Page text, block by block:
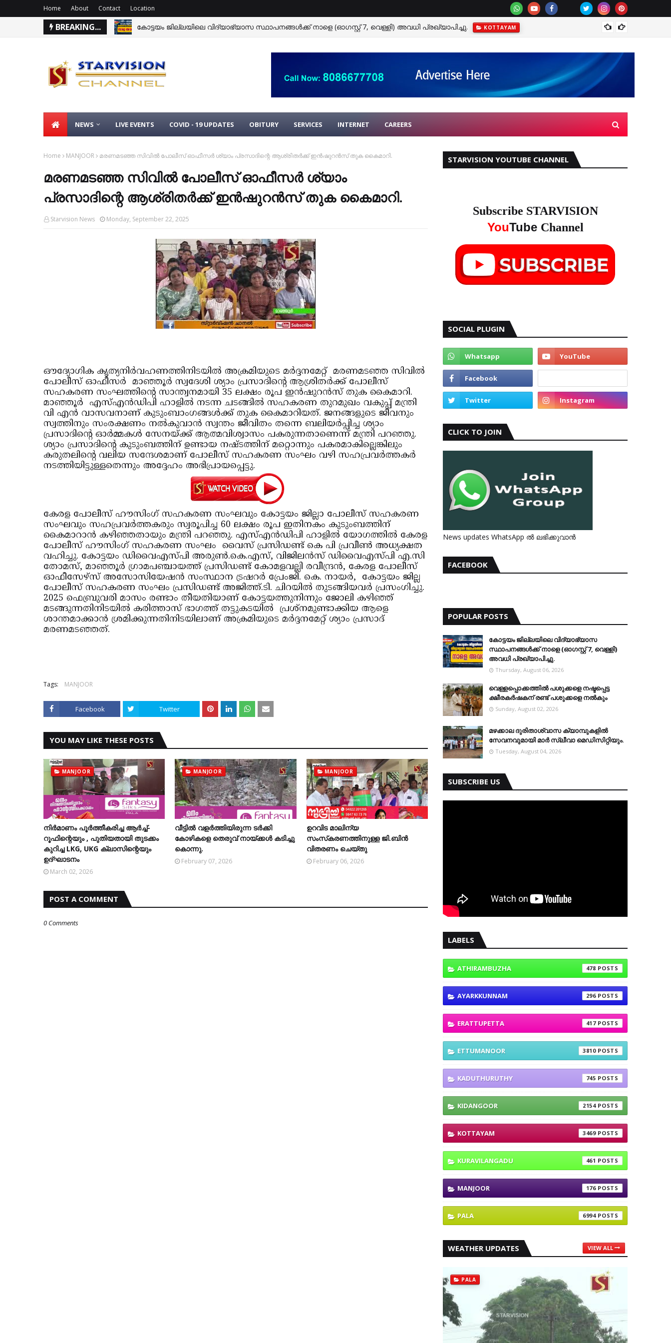
Home About Contact Location
BREAKING... കോട്ടയം ജില്ലയിലെ വിദ്യാഭ്യാസ സ്ഥാപനങ്ങള്‍ക്ക് നാളെ (ഓഗസ്റ്റ് 7, വെള്ളി) അവധി പ്രഖ്യാപിച്ചു. KOTTAYAM
NEWS LIVE EVENTS COVID - 19 UPDATES OBITURY SERVICES INTERNET CAREERS
Home MANJOOR മരണമടഞ്ഞ സിവില്‍ പോലീസ് ഓഫീസര്‍ ശ്യാം പ്രസാദിന്റെ ആശ്രിതര്‍ക്ക് ഇന്‍ഷുറന്‍സ് തുക കൈമാറി.
മരണമടഞ്ഞ സിവില്‍ പോലീസ് ഓഫീസര്‍ ശ്യാം
പ്രസാദിന്റെ ആശ്രിതര്‍ക്ക് ഇന്‍ഷുറന്‍സ് തുക കൈമാറി.
Starvision News Monday, September 22, 2025
ഔദ്യോഗിക കൃത്യനിര്‍വഹണത്തിനിടയില്‍ അക്രമിയുടെ മര്‍ദ്ദനമേറ്റ് മരണമടഞ്ഞ സിവില്‍
പോലീസ് ഓഫീസര്‍ മാഞ്ഞൂര്‍ സ്വദേശി ശ്യാം പ്രസാദിന്റെ ആശ്രിതര്‍ക്ക് പോലീസ്
സഹകരണ സംഘത്തിന്റെ സാന്ത്വനമായി 35 ലക്ഷം രൂപ ഇന്‍ഷുറന്‍സ് തുക കൈമാറി.
മാഞ്ഞൂര്‍ എസ്എന്‍ഡിപി ഹാളില്‍ നടന്ന ചടങ്ങില്‍ സഹകരണ തുറമുഖം വകുപ്പ് മന്ത്രി
വി എന്‍ വാസവനാണ് കുടുംബാംഗങ്ങള്‍ക്ക് തുക കൈമാറിയത്. ജനങ്ങളുടെ ജീവനും
സ്വത്തിനും സംരക്ഷണം നല്‍കുവാന്‍ സ്വന്തം ജീവിതം തന്നെ ബലിയര്‍പ്പിച്ച ശ്യാം
പ്രസാദിന്റെ ഓര്‍മ്മകള്‍ സേനയ്ക്ക് ആത്മവിശ്വാസം പകരുന്നതാണെന്ന് മന്ത്രി പറഞ്ഞു.
ശ്യാം പ്രസാദിന്റെ കുടുംബത്തിന് ഉണ്ടായ നഷ്ടത്തിന് മറ്റൊന്നും പകരമാകില്ലെങ്കിലും
കരുതലിന്റെ വലിയ സന്ദേശമാണ് പോലീസ് സഹകരണ സംഘം വഴി സഹപ്രവര്‍ത്തകര്‍
നടത്തിയിട്ടുള്ളതെന്നും അദ്ദേഹം അഭിപ്രായപ്പെട്ടു.
കേരള പോലീസ് ഹൗസിംഗ് സഹകരണ സംഘവും കോട്ടയം ജില്ലാ പോലീസ് സഹകരണ
സംഘവും സഹപ്രവര്‍ത്തകരും സ്വരൂപിച്ച 60 ലക്ഷം രൂപ ഇതിനകം കുടുംബത്തിന്
കൈമാറാന്‍ കഴിഞ്ഞതായും മന്ത്രി പറഞ്ഞു. എസ്എന്‍ഡിപി ഹാളില്‍ യോഗത്തില്‍ കേരള
പോലീസ് ഹൗസിംഗ് സഹകരണ സംഘം വൈസ് പ്രസിഡണ്ട് കെ പി പ്രവീണ്‍ അധ്യക്ഷത
വഹിച്ചു. കോട്ടയം ഡിവൈഎസ്പി അരുണ്‍.കെ.എസ്, വിജിലന്‍സ് ഡിവൈഎസ്പി എ.സി
തോമസ്, മാഞ്ഞൂര്‍ ഗ്രാമപഞ്ചായത്ത് പ്രസിഡണ്ട് കോമളവല്ലി രവീന്ദ്രന്‍, കേരള പോലീസ്
ഓഫീസേഴ്‌സ് അസോസിയേഷന്‍ സംസ്ഥാന ട്രഷറര്‍ പ്രേംജി. കെ. നായര്‍, കോട്ടയം ജില്ല
പോലീസ് സഹകരണ സംഘം പ്രസിഡണ്ട് അജിത്ത്.ടി. ചിറയില്‍ തുടങ്ങിയവര്‍ പ്രസംഗിച്ചു.
2025 ഫെബ്രുവരി മാസം രണ്ടാം തീയതിയാണ് കോട്ടയത്തുനിന്നും ജോലി കഴിഞ്ഞ്
മടങ്ങുന്നതിനിടയില്‍ കരിത്താസ് ഭാഗത്ത് തട്ടുകടയില്‍ പ്രശ്‌നമുണ്ടാക്കിയ ആളെ
ശാന്തമാക്കാന്‍ ശ്രമിക്കുന്നതിനിടയിലാണ് അക്രമിയുടെ മര്‍ദ്ദനമേറ്റ് ശ്യാം പ്രസാദ്
മരണമടഞ്ഞത്.
Tags: MANJOOR
Facebook Twitter
YOU MAY LIKE THESE POSTS
MANJOOR
നിര്‍മാണം പൂര്‍ത്തീകരിച്ച ആര്‍ച്ച്-
റൂഫിന്റെയും , പുതിയതായി തുടക്കം
കുറിച്ച LKG, UKG ക്ലാസിന്റെയും
ഉദ്ഘാടനം
March 02, 2026
MANJOOR
വീട്ടില്‍ വളര്‍ത്തിയിരുന്ന ടര്‍ക്കി
കോഴികളെ തെരുവ് നായ്ക്കള്‍ കടിച്ചു
കൊന്നു.
February 07, 2026
MANJOOR
ഉറവിട മാലിന്യ
സംസ്‌കരണത്തിനുള്ള ജി.ബിന്‍
വിതരണം ചെയ്തു
February 06, 2026
POST A COMMENT
0 Comments
STARVISION YOUTUBE CHANNEL
Subscribe STARVISION
YouTube Channel
SOCIAL PLUGIN
CLICK TO JOIN
News updates WhatsApp ൽ ലഭിക്കുവാൻ
FACEBOOK
POPULAR POSTS
കോട്ടയം ജില്ലയിലെ വിദ്യാഭ്യാസ
സ്ഥാപനങ്ങള്‍ക്ക് നാളെ (ഓഗസ്റ്റ് 7, വെള്ളി)
അവധി പ്രഖ്യാപിച്ചു.
Thursday, August 06, 2026
വെള്ളപ്പൊക്കത്തില്‍ പശുക്കളെ നഷ്ടപ്പെട്ട
ക്ഷീരകര്‍ഷകന് രണ്ട് പശുക്കളെ നല്‍കും
Sunday, August 02, 2026
മഴക്കാല ദുരിതാശ്വാസ ക്യാമ്പുകളിൽ
സേവനവുമായി മാർ സ്ലീവാ മെഡിസിറ്റിയും.
Tuesday, August 04, 2026
SUBSCRIBE US
LABELS
ATHIRAMBUZHA 478
AYARKKUNNAM 296
ERATTUPETTA 417
ETTUMANOOR 3810
KADUTHURUTHY 745
KIDANGOOR 2154
KOTTAYAM 3469
KURAVILANGADU 461
MANJOOR 176
PALA 6994
WEATHER UPDATES VIEW ALL
PALA